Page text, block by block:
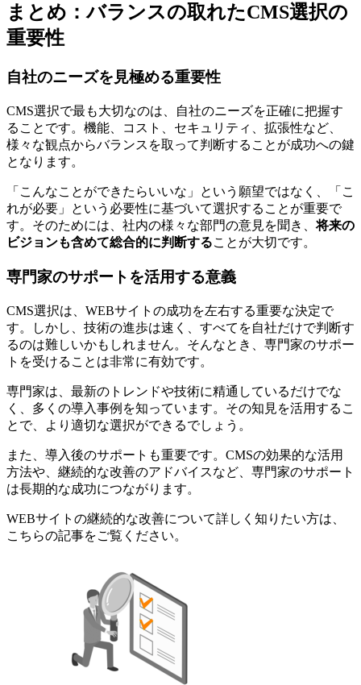
まとめ：バランスの取れたCMS選択の
重要性
自社のニーズを見極める重要性
CMS選択で最も大切なのは、自社のニーズを正確に把握す
ることです。機能、コスト、セキュリティ、拡張性など、
様々な観点からバランスを取って判断することが成功への鍵
となります。
「こんなことができたらいいな」という願望ではなく、「こ
れが必要」という必要性に基づいて選択することが重要で
す。そのためには、社内の様々な部門の意見を聞き、将来の
ビジョンも含めて総合的に判断することが大切です。
専門家のサポートを活用する意義
CMS選択は、WEBサイトの成功を左右する重要な決定で
す。しかし、技術の進歩は速く、すべてを自社だけで判断す
るのは難しいかもしれません。そんなとき、専門家のサポー
トを受けることは非常に有効です。
専門家は、最新のトレンドや技術に精通しているだけでな
く、多くの導入事例を知っています。その知見を活用するこ
とで、より適切な選択ができるでしょう。
また、導入後のサポートも重要です。CMSの効果的な活用
方法や、継続的な改善のアドバイスなど、専門家のサポート
は長期的な成功につながります。
WEBサイトの継続的な改善について詳しく知りたい方は、
こちらの記事をご覧ください。